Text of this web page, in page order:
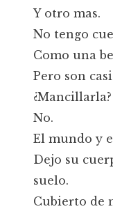
Y otro mas.
No tengo
Como una
Pero son
¿Mancillarla?
No.
El mundo y
Dejo su
suelo.
Cubierto de